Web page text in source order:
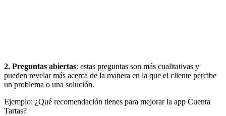
2. Preguntas abiertas: estas preguntas son más cualitativas y
pueden revelar más acerca de la manera en la que el cliente percibe
un problema o una solución.
Ejemplo: ¿Qué recomendación tienes para mejorar la app Cuenta
Tartas?